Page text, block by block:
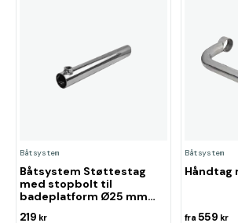
Båtsystem
Båtsystem Støttestag
med stopbolt til
badeplatform Ø25 mm
219 kr
Båtsystem
Håndtag
fra 559 kr